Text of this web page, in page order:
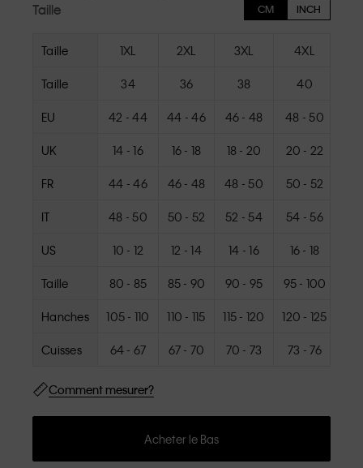
Taille
CM INCH
Taille 1XL 2XL 3XL 4XL
Taille 34 36 38 40
EU 42 - 44 44 - 46 46 - 48 48 - 50
UK 14 - 16 16 - 18 18 - 20 20 - 22
FR 44 - 46 46 - 48 48 - 50 50 - 52
IT 48 - 50 50 - 52 52 - 54 54 - 56
US 10 - 12 12 - 14 14 - 16 16 - 18
Taille 80 - 85 85 - 90 90 - 95 95 - 100
Hanches 105 - 110 110 - 115 115 - 120 120 - 125
Cuisses 64 - 67 67 - 70 70 - 73 73 - 76
Comment mesurer?
Acheter le Bas